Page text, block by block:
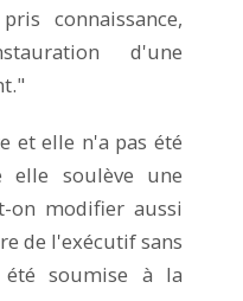
connaissance,
d'une
et elle n'a pas été
elle soulève une
on modifier aussi
de l'exécutif sans
soumise à la